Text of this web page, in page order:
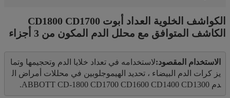
الكواشف الخلوية العداد أبوت CD1800 CD1700
الكاشف المتوافق مع محلل الدم المكون من 3 أجزاء
الاستخدام المقصود:لاستخدامه في تعداد خلايا الدم وتحجيمها وتما
يز كرات الدم البيضاء ، تحديد الهيموجلوبين في محللات أمراض ال
دم ABBOTT CD-1800 CD1700 CD1600 CD1400 CD1300.